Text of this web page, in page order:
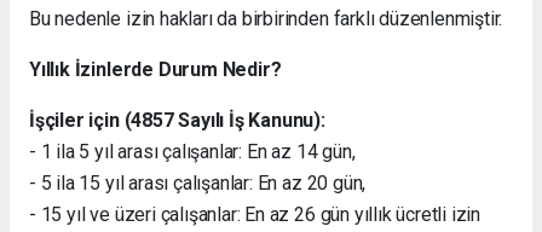
Bu nedenle izin hakları da birbirinden farklı düzenlenmiştir.
Yıllık İzinlerde Durum Nedir?
İşçiler için (4857 Sayılı İş Kanunu):
- 1 ila 5 yıl arası çalışanlar: En az 14 gün,
- 5 ila 15 yıl arası çalışanlar: En az 20 gün,
- 15 yıl ve üzeri çalışanlar: En az 26 gün yıllık ücretli izin